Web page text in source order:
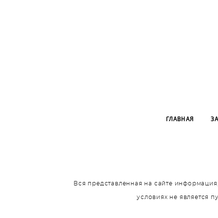
ГЛАВНАЯ
Вся представленная на сайте
условиях не является